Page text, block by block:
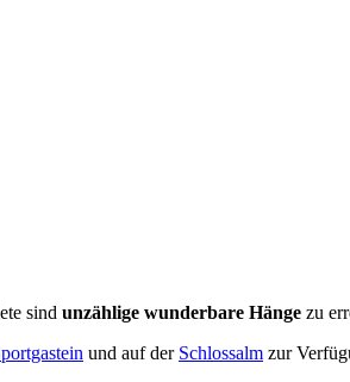
sind unzählige wunderbare Hänge zu
und auf der Schlossalm zur